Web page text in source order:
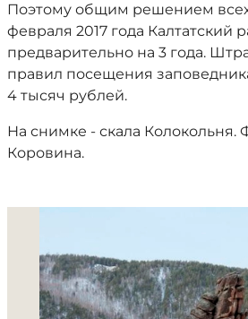
Поэтому общим решением всех
февраля 2017 года Калтатский
предварительно на 3 года.
правил посещения
4 тысяч рублей.
На снимке - скала Колокольня.
Коровина.